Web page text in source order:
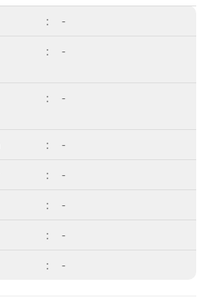
:
-
: -
: -
:
-
:
-
:
-
:
-
: -